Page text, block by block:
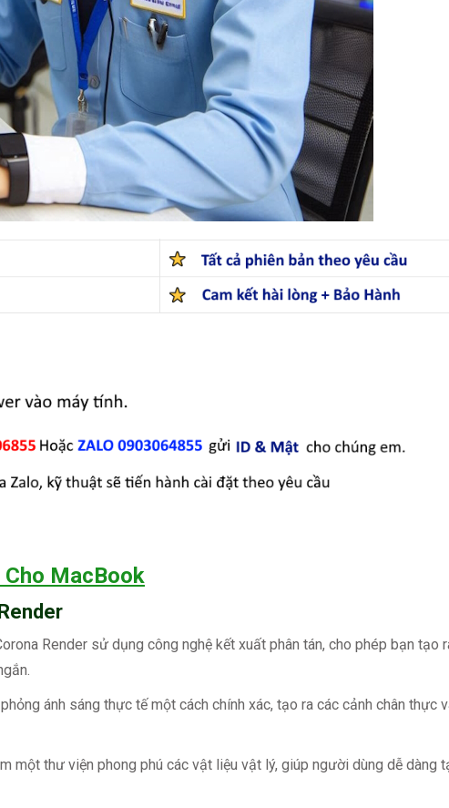
MacBook
Render sử dụng công nghệ kết xuất phân tán, cho phép bạn tạo
ánh sáng thực tế một cách chính xác, tạo ra các cảnh chân thực
một thư viện phong phú các vật liệu vật lý, giúp người dùng dễ dàng